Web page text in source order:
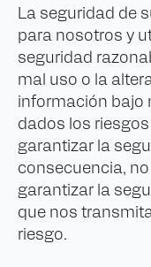
La seguridad de
para nosotros y
seguridad
mal uso o la
información bajo
dados los
garantizar la
consecuencia,
garantizar la
que nos
riesgo.